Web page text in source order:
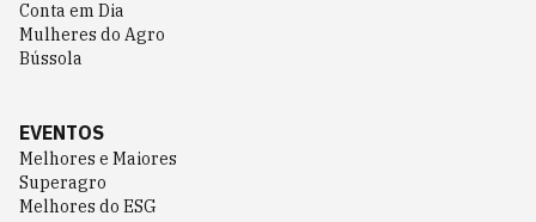
Conta em Dia
Mulheres do Agro
Bússola
EVENTOS
Melhores e Maiores
Superagro
Melhores do ESG